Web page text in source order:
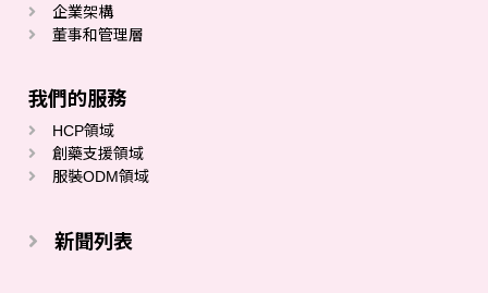
企業架構
董事和管理層
我們的服務
HCP領域
創藥支援領域
服裝ODM領域
新聞列表